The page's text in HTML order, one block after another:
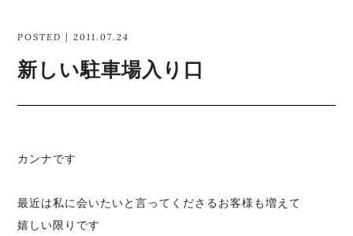
POSTED | 2011.07.24
新しい駐車場入り口
カンナです
最近は私に会いたいと言ってくださるお客様も増えて
嬉しい限りです